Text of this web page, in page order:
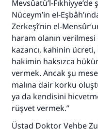
Mevsûatü’l-Fıkhiyye’de
Nüceym’in el-Eşbâh
Zerkeşî’nin el-Mensûr
haram olanın verilmesi
kazancı, kahinin
hakimin haksızca
vermek. Ancak şu
malına dair korku
ya da kendisini
rüşvet vermek.”
Üstad Doktor Vehbe